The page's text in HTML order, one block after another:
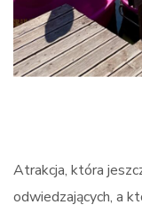
Atrakcja, która
odwiedzających, a